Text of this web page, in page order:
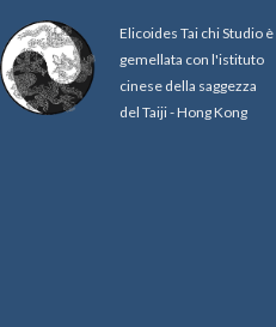
Elicoides Tai chi Studio è
gemellata con l'istituto
cinese della saggezza
del Taiji - Hong Kong